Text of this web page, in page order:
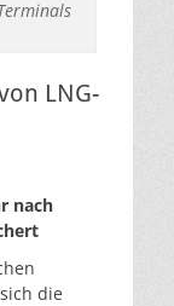
LNG-
nach
die